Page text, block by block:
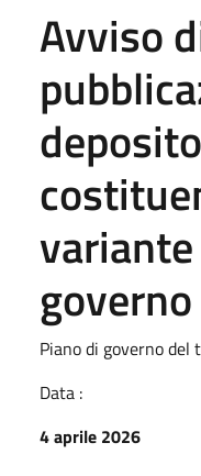
Avviso
Piano di governo
Data :
4 aprile 2026